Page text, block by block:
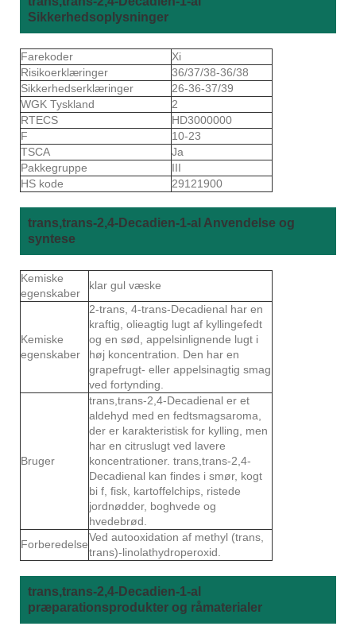
Sikkerhedsoplysninger
Farekoder
Xi
Risikoerklæringer
36/37/38-36/38
Sikkerhedserklæringer
26-36-37/39
WGK Tyskland
2
RTECS
HD3000000
F
10-23
TSCA
Ja
Pakkegruppe
III
HS kode
29121900
trans,trans-2,4-Decadien-1-al Anvendelse og
syntese
Kemiske
egenskaber
klar gul væske
Kemiske
egenskaber
2-trans, 4-trans-Decadienal har en
kraftig, olieagtig lugt af kyllingefedt
og en sød, appelsinlignende lugt i
høj koncentration. Den har en
grapefrugt- eller appelsinagtig smag
ved fortynding.
Bruger
trans,trans-2,4-Decadienal er et
aldehyd med en fedtsmagsaroma,
der er karakteristisk for kylling, men
har en citruslugt ved lavere
koncentrationer. trans,trans-2,4-
Decadienal kan findes i smør, kogt
bi f, fisk, kartoffelchips, ristede
jordnødder, boghvede og
hvedebrød.
Forberedelse
Ved autooxidation af methyl (trans,
trans)-linolathydroperoxid.
trans,trans-2,4-Decadien-1-al
præparationsprodukter og råmaterialer